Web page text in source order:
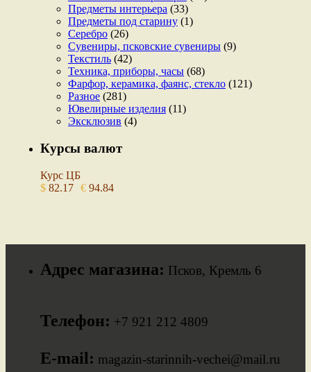
Предметы интерьера (33)
Предметы под старину (1)
Серебро (26)
Сувениры, псковские сувениры (9)
Текстиль (42)
Техника, приборы, часы (68)
Фарфор, керамика, фаянс, стекло (121)
Разное (281)
Ювелирные изделия (11)
Эксклюзив (4)
Курсы валют
Курс ЦБ
$ 82.17 € 94.84
Адрес магазина: Псков, Кремль 6
Телефон: +7 921 212 4809
E-mail: magazin-starinnih-vechei@mail.ru